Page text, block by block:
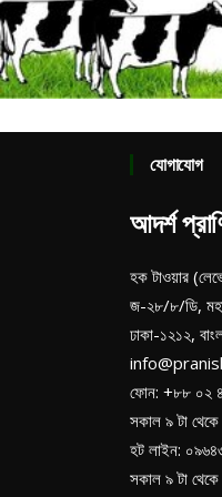
যোগাযোগ
আদর্শ
হক টাওয়ার
জ-২৮/৮/ডি,
ঢাকা-১২১২,
ফোন: +৮৮ ০২
সকাল ৯ টা থেকে
হট লাইন:
সকাল ৯ টা থেকে